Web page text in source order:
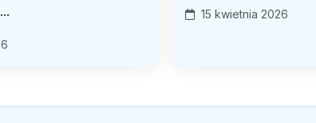
15 kwietnia 2026